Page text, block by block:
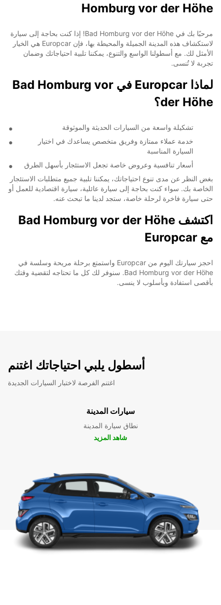
Homburg vor der Höhe
مرحبًا بك في Bad Homburg vor der Höhe! إذا كنت بحاجة إلى سيارة
لاستكشاف هذه المدينة الجميلة والمحيطة بها، فإن Europcar هي الخيار
الأمثل لك. مع أسطولنا الواسع والتنوع، يمكننا تلبية احتياجاتك وضمان
تجربة لا تُنسى.
لماذا Europcar في Bad Homburg vor
der Höhe؟
تشكيلة واسعة من السيارات الحديثة والموثوقة
خدمة عملاء ممتازة وفريق متخصص يساعدك في اختيار
السيارة المناسبة
أسعار تنافسية وعروض خاصة تجعل الاستئجار بأسهل الطرق
بغض النظر عن مدى تنوع احتياجاتك، يمكننا تلبية جميع متطلبات الاستئجار
الخاصة بك. سواء كنت بحاجة إلى سيارة عائلية، سيارة اقتصادية للعمل أو
حتى سيارة فاخرة لرحلة خاصة، ستجد لدينا ما تبحث عنه.
اكتشف Bad Homburg vor der Höhe
مع Europcar
احجز سيارتك اليوم من Europcar واستمتع برحلة مريحة وسلسة في
Bad Homburg vor der Höhe. سنوفر لك كل ما تحتاجه لتقضية وقتك
بأقصى استفادة وبأسلوب لا ينسى.
أسطول يلبي احتياجاتك اغتنم
اغتنم الفرصة لاختبار السيارات الجديدة
سيارات المدينة
نطاق سيارة المدينة
شاهد المزيد